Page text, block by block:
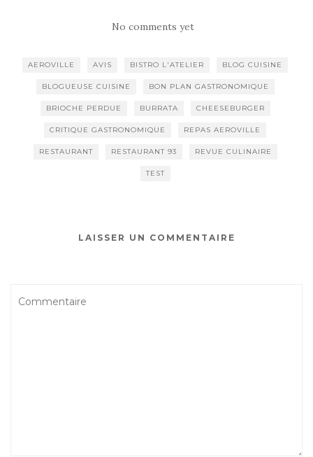
No comments yet
AEROVILLE AVIS BISTRO L'ATELIER BLOG CUISINE
BLOGUEUSE CUISINE BON PLAN GASTRONOMIQUE
BRIOCHE PERDUE BURRATA CHEESEBURGER
CRITIQUE GASTRONOMIQUE REPAS AEROVILLE
RESTAURANT RESTAURANT 93 REVUE CULINAIRE
TEST
LAISSER UN COMMENTAIRE